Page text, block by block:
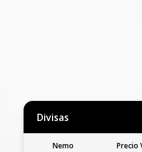
Divisas
Nemo Precio